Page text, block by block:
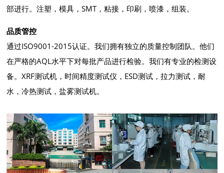
部进行。注塑，模具，SMT，粘接，印刷，喷漆，组装。
品质管控
通过ISO9001-2015认证。我们拥有独立的质量控制团队。他们
在严格的AQL水平下对每批产品进行检验。我们有专业的检测设
备。XRF测试机，时间精度测试仪，ESD测试，拉力测试，耐
水，冷热测试，盐雾测试机。